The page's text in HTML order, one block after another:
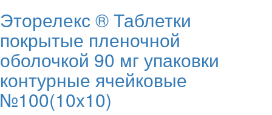
Эторелекс ® Таблетки
покрытые пленочной
оболочкой 90 мг упаковки
контурные ячейковые
№100(10x10)